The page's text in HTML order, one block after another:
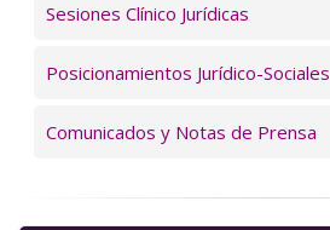
Sesiones Clínico Jurídicas
Posicionamientos Jurídico-Sociales
Comunicados y Notas de Prensa